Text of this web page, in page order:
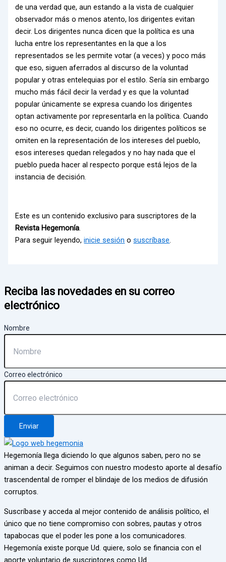
de una verdad que, aun estando a la vista de cualquier
observador más o menos atento, los dirigentes evitan
decir. Los dirigentes nunca dicen que la política es una
lucha entre los representantes en la que a los
representados se les permite votar (a veces) y poco más
que eso, siguen aferrados al discurso de la voluntad
popular y otras entelequias por el estilo. Sería sin embargo
mucho más fácil decir la verdad y es que la voluntad
popular únicamente se expresa cuando los dirigentes
optan activamente por representarla en la política. Cuando
eso no ocurre, es decir, cuando los dirigentes políticos se
omiten en la representación de los intereses del pueblo,
esos intereses quedan relegados y no hay nada que el
pueblo pueda hacer al respecto porque está lejos de la
instancia de decisión.
Este es un contenido exclusivo para suscriptores de la
Revista Hegemonía.
Para seguir leyendo,inicie sesión osuscríbase.
Reciba las novedades en su correo
electrónico
Nombre
Correo electrónico
Enviar
Hegemonía llega diciendo lo que algunos saben, pero no se
animan a decir. Seguimos con nuestro modesto aporte al desafío
trascendental de romper el blindaje de los medios de difusión
corruptos.
Suscríbase y acceda al mejor contenido de análisis político, el
único que no tiene compromiso con sobres, pautas y otros
tapabocas que el poder les pone a los comunicadores.
Hegemonía existe porque Ud. quiere, solo se financia con el
aporte voluntario de suscriptores como Ud.